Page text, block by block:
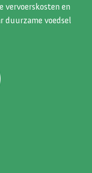
vervoerskosten en
duurzame voedsel